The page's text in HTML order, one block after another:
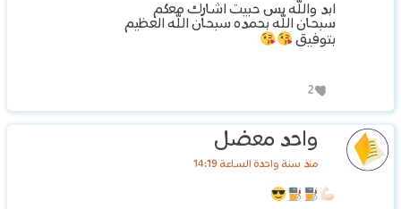
ابد والله بس حبيت اشارك معكم
سبحان الله بحمده سبحان الله العظيم
بتوفيق
2
واحد معضل
منذ سنة واحدة الساعة 14:19